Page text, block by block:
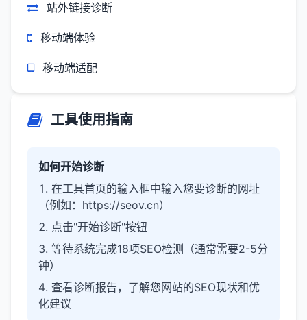
站外链接诊断
移动端体验
移动端适配
工具使用指南
如何开始诊断
在工具首页的输入框中输入您要诊断的网址
（例如：https://seov.cn）
点击"开始诊断"按钮
等待系统完成18项SEO检测（通常需要2-5分
钟）
查看诊断报告，了解您网站的SEO现状和优
化建议